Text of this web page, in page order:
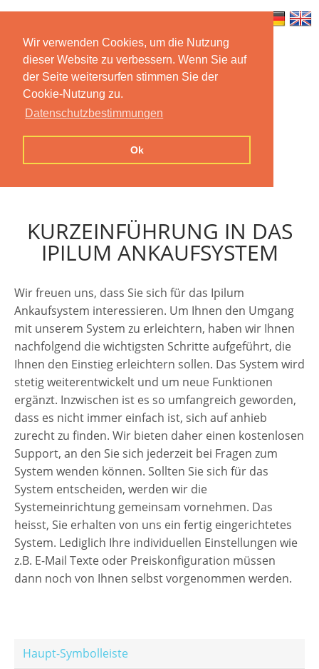
Wir verwenden Cookies, um die Nutzung
dieser Website zu verbessern. Wenn Sie auf
der Seite weitersurfen stimmen Sie der
Cookie-Nutzung zu.
Datenschutzbestimmungen
Ok
Home Features Mobile App
Preise
Contact us Imprint Privacy
KURZEINFÜHRUNG IN DAS
IPILUM ANKAUFSYSTEM
Wir freuen uns, dass Sie sich für das Ipilum
Ankaufsystem interessieren. Um Ihnen den Umgang
mit unserem System zu erleichtern, haben wir Ihnen
nachfolgend die wichtigsten Schritte aufgeführt, die
Ihnen den Einstieg erleichtern sollen. Das System wird
stetig weiterentwickelt und um neue Funktionen
ergänzt. Inzwischen ist es so umfangreich geworden,
dass es nicht immer einfach ist, sich auf anhieb
zurecht zu finden. Wir bieten daher einen kostenlosen
Support, an den Sie sich jederzeit bei Fragen zum
System wenden können. Sollten Sie sich für das
System entscheiden, werden wir die
Systemeinrichtung gemeinsam vornehmen. Das
heisst, Sie erhalten von uns ein fertig eingerichtetes
System. Lediglich Ihre individuellen Einstellungen wie
z.B. E-Mail Texte oder Preiskonfiguration müssen
dann noch von Ihnen selbst vorgenommen werden.
Haupt-Symbolleiste